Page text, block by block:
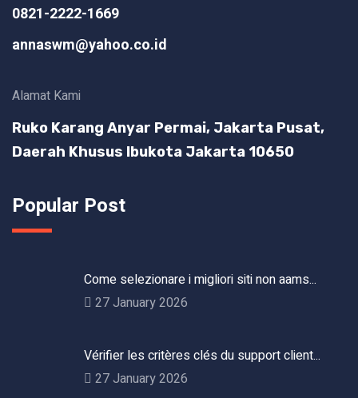
0821-2222-1669
annaswm@yahoo.co.id
Alamat Kami
Ruko Karang Anyar Permai, Jakarta Pusat,
Daerah Khusus Ibukota Jakarta 10650
Popular Post
Come selezionare i migliori siti non aams...
27 January 2026
Vérifier les critères clés du support client...
27 January 2026